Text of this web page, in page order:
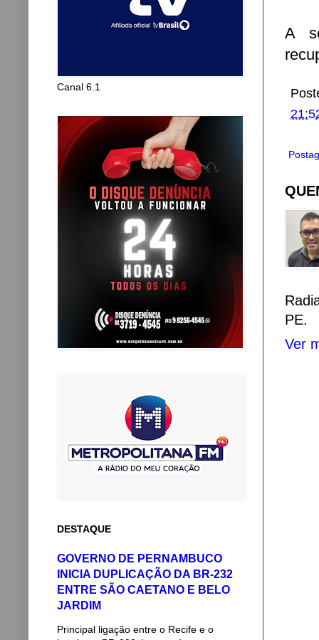
A
PE.
Ver
Canal 6.1
DESTAQUE
GOVERNO DE PERNAMBUCO
INICIA DUPLICAÇÃO DA BR-232
ENTRE SÃO CAETANO E BELO
JARDIM
Principal ligação entre o Recife e o